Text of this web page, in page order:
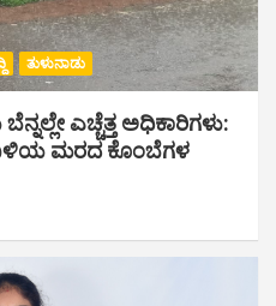
ತುಳುನಾಡು
ಎಚ್ಚೆತ್ತ ಅಧಿಕಾರಿಗಳು:
ಬಳಿಯ ಮರದ ಕೊಂಬೆಗಳ